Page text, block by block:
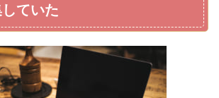
ていた